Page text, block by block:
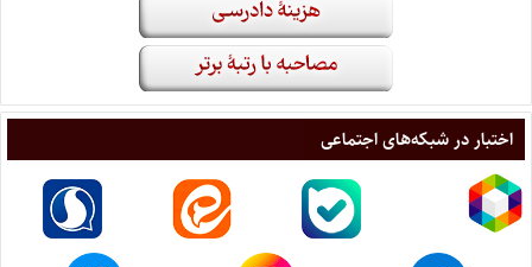
اختبار در شبکه‌های اجتماعی